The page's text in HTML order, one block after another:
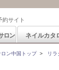
約サイト
ロン ネイルカタ
ン中国トップ> リ